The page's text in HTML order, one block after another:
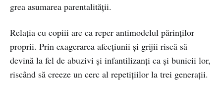
grea asumarea parentalității.
Relația cu copiii are ca reper antimodelul părinților
proprii. Prin exagerarea afecțiunii și grijii riscă să
devină la fel de abuzivi și infantilizanți ca și bunicii lor,
riscând să creeze un cerc al repetițiilor la trei generații.